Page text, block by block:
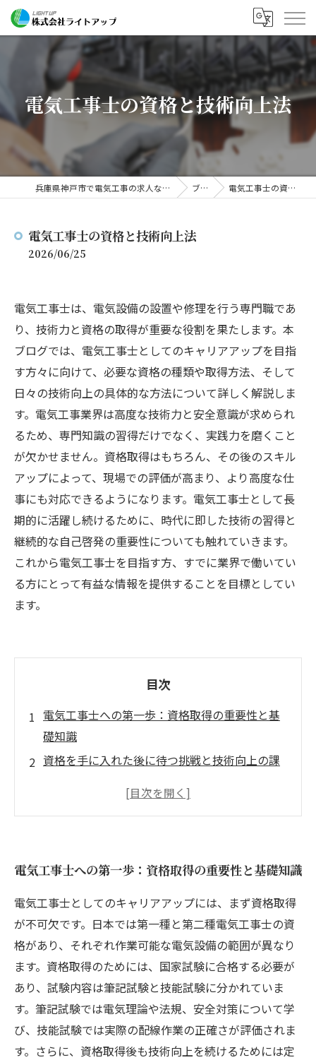
電気工事士の資格と技術向上法
兵庫県神戸市で電気工事の求人なら株式会社ライトアップ ブログ 電気工事士の資格と技術向上法
電気工事士の資格と技術向上法
2026/06/25
電気工事士は、電気設備の設置や修理を行う専門職であ
り、技術力と資格の取得が重要な役割を果たします。本
ブログでは、電気工事士としてのキャリアアップを目指
す方々に向けて、必要な資格の種類や取得方法、そして
日々の技術向上の具体的な方法について詳しく解説しま
す。電気工事業界は高度な技術力と安全意識が求められ
るため、専門知識の習得だけでなく、実践力を磨くこと
が欠かせません。資格取得はもちろん、その後のスキル
アップによって、現場での評価が高まり、より高度な仕
事にも対応できるようになります。電気工事士として長
期的に活躍し続けるために、時代に即した技術の習得と
継続的な自己啓発の重要性についても触れていきます。
これから電気工事士を目指す方、すでに業界で働いてい
る方にとって有益な情報を提供することを目標としてい
ます。
目次
電気工事士への第一歩：資格取得の重要性と基
礎知識
資格を手に入れた後に待つ挑戦と技術向上の課
現場で活きるスキルアップ術：実践力を磨く具
識の習得
未来を見据えた電気工事士の成長戦略と自己啓
発の継続
資格なしでも始められる電気工事の基礎と日々
の勉強法
今こそ挑戦！電気工事士としての理想的なキャ
リアプラン
電気工事士への第一歩：資格取得の重要性と基礎知識
電気工事士としてのキャリアアップには、まず資格取得
が不可欠です。日本では第一種と第二種電気工事士の資
格があり、それぞれ作業可能な電気設備の範囲が異なり
ます。資格取得のためには、国家試験に合格する必要が
あり、試験内容は筆記試験と技能試験に分かれていま
す。筆記試験では電気理論や法規、安全対策について学
び、技能試験では実際の配線作業の正確さが評価されま
す。さらに、資格取得後も技術向上を続けるためには定